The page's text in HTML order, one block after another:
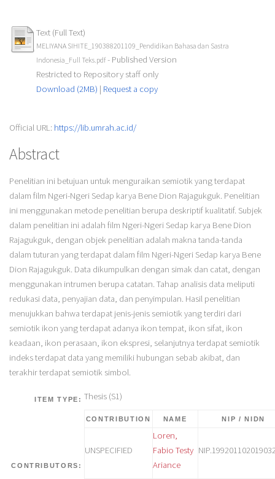
Text (Full Text)
MELIYANA SIHITE_190388201109_Pendidikan Bahasa dan Sastra
Indonesia_Full Teks.pdf- Published Version
Restricted to Repository staff only
Download (2MB) | Request a copy
Official URL: https://lib.umrah.ac.id/
Abstract
Penelitian ini betujuan untuk menguraikan semiotik yang terdapat
dalam film Ngeri-Ngeri Sedap karya Bene Dion Rajagukguk. Penelitian
ini menggunakan metode penelitian berupa deskriptif kualitatif. Subjek
dalam penelitian ini adalah film Ngeri-Ngeri Sedap karya Bene Dion
Rajagukguk, dengan objek penelitian adalah makna tanda-tanda
dalam tuturan yang terdapat dalam film Ngeri-Ngeri Sedap karya Bene
Dion Rajagukguk. Data dikumpulkan dengan simak dan catat, dengan
menggunakan intrumen berupa catatan. Tahap analisis data meliputi
redukasi data, penyajian data, dan penyimpulan. Hasil penelitian
menujukkan bahwa terdapat jenis-jenis semiotik yang terdiri dari
semiotik ikon yang terdapat adanya ikon tempat, ikon sifat, ikon
keadaan, ikon perasaan, ikon ekspresi, selanjutnya terdapat semiotik
indeks terdapat data yang memiliki hubungan sebab akibat, dan
terakhir terdapat semiotik simbol.
ITEM TYPE: Thesis (S1)
CONTRIBUTORS:
CONTRIBUTION NAME NIP / NIDN
UNSPECIFIED
Loren,
Fabio Testy
Ariance